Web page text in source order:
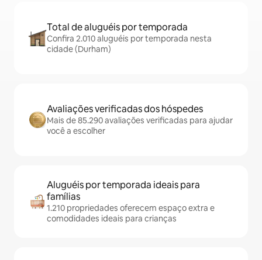
Total de aluguéis por temporada
Confira 2.010 aluguéis por temporada nesta
cidade (Durham)
Avaliações verificadas dos hóspedes
Mais de 85.290 avaliações verificadas para ajudar
você a escolher
Aluguéis por temporada ideais para
famílias
1.210 propriedades oferecem espaço extra e
comodidades ideais para crianças